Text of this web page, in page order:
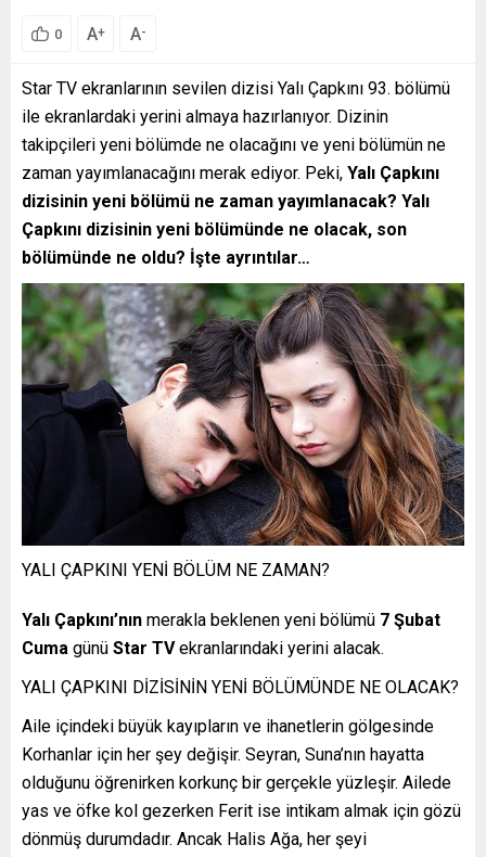
0 A+ A-
Star TV ekranlarının sevilen dizisi Yalı Çapkını 93. bölümü
ile ekranlardaki yerini almaya hazırlanıyor. Dizinin
takipçileri yeni bölümde ne olacağını ve yeni bölümün ne
zaman yayımlanacağını merak ediyor. Peki, Yalı Çapkını
dizisinin yeni bölümü ne zaman yayımlanacak? Yalı
Çapkını dizisinin yeni bölümünde ne olacak, son
bölümünde ne oldu? İşte ayrıntılar…
YALI ÇAPKINI YENİ BÖLÜM NE ZAMAN?
Yalı Çapkını’nın merakla beklenen yeni bölümü 7 Şubat
Cuma günü Star TVekranlarındaki yerini alacak.
YALI ÇAPKINI DİZİSİNİN YENİ BÖLÜMÜNDE NE OLACAK?
Aile içindeki büyük kayıpların ve ihanetlerin gölgesinde
Korhanlar için her şey değişir. Seyran, Suna’nın hayatta
olduğunu öğrenirken korkunç bir gerçekle yüzleşir. Ailede
yas ve öfke kol gezerken Ferit ise intikam almak için gözü
dönmüş durumdadır. Ancak Halis Ağa, her şeyi